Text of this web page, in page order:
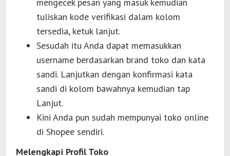
tuliskan kode verifikasi dalam kolom
tersedia, ketuk lanjut.
Sesudah itu Anda dapat memasukkan
username berdasarkan brand toko dan kata
sandi. Lanjutkan dengan konfirmasi kata
sandi di kolom bawahnya kemudian tap
Lanjut.
Kini Anda pun sudah mempunyai toko online
di Shopee sendiri.
Melengkapi Profil Toko